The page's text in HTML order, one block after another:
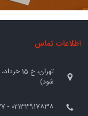
اطلاعات تماس
شود)
02133917838 - 09012711727